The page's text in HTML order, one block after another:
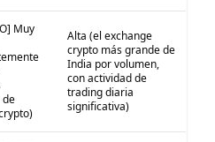
Muy
de
Alta (el exchange
crypto más grande de
India por volumen,
con actividad de
trading diaria
significativa)